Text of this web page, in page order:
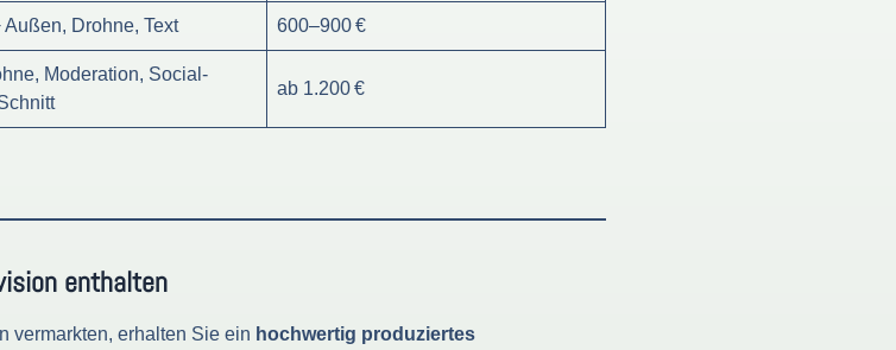
Außen, Drohne, Text 600–900 €
Moderation, Social-
ab 1.200 €
enthalten
vermarkten, erhalten Sie ein hochwertig produziertes